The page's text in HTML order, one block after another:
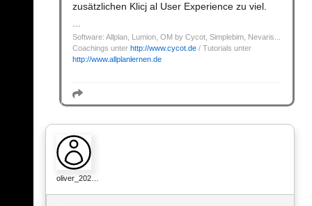
zusätzlichen Klicj al User Experience zu viel.
Software: Allplan, Lumion, OM by Cycot, Simplebim, Nevaris...
Coachings unter http://www.cycot.de / Tutorials unter
http://www.allplanlernen.de
oliver_202…